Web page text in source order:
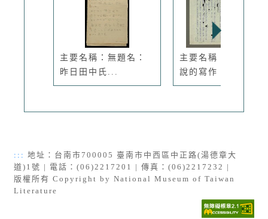
主要名稱：無題名：
昨日田中氏...
主要名稱：第五章小
說的寫作
::: 地址：台南市700005 臺南市中西區中正路(湯德章大
道)1號 | 電話：(06)2217201 | 傳真：(06)2217232 |
版權所有 Copyright by National Museum of Taiwan
Literature